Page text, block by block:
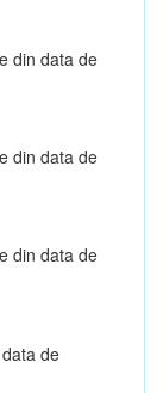
din data de
din data de
din data de
de